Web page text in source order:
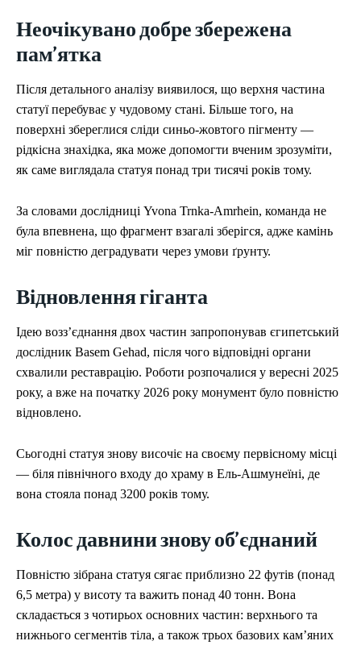
Неочікувано добре збережена
пам’ятка
Після детального аналізу виявилося, що верхня частина
статуї перебуває у чудовому стані. Більше того, на
поверхні збереглися сліди синьо-жовтого пігменту —
рідкісна знахідка, яка може допомогти вченим зрозуміти,
як саме виглядала статуя понад три тисячі років тому.
За словами дослідниці Yvona Trnka-Amrhein, команда не
була впевнена, що фрагмент взагалі зберігся, адже камінь
міг повністю деградувати через умови ґрунту.
Відновлення гіганта
Ідею возз’єднання двох частин запропонував єгипетський
дослідник Basem Gehad, після чого відповідні органи
схвалили реставрацію. Роботи розпочалися у вересні 2025
року, а вже на початку 2026 року монумент було повністю
відновлено.
Сьогодні статуя знову височіє на своєму первісному місці
— біля північного входу до храму в Ель-Ашмунеїні, де
вона стояла понад 3200 років тому.
Колос давнини знову об’єднаний
Повністю зібрана статуя сягає приблизно 22 футів (понад
6,5 метра) у висоту та важить понад 40 тонн. Вона
складається з чотирьох основних частин: верхнього та
нижнього сегментів тіла, а також трьох базових кам’яних